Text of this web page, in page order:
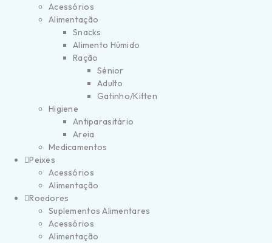
Acessórios
Alimentação
Snacks
Alimento Húmido
Ração
Sénior
Adulto
Gatinho/Kitten
Higiene
Antiparasitário
Areia
Medicamentos
Peixes
Acessórios
Alimentação
Roedores
Suplementos Alimentares
Acessórios
Alimentação